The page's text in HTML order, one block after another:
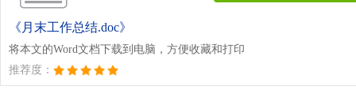
《月末工作总结.doc》
将本文的Word文档下载到电脑，方便收藏和打印
推荐度：